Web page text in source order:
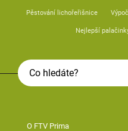
Pěstování lichořeřišnice
Nejlepší
O FTV Prima